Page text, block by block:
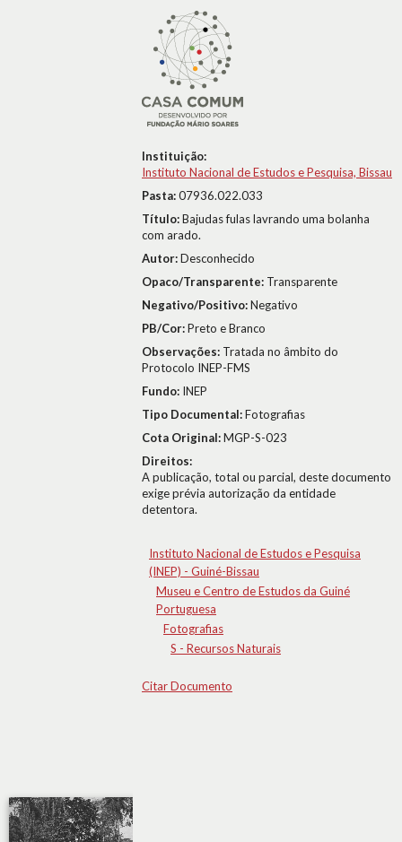
Instituição:
Instituto Nacional de Estudos e Pesquisa, Bissau
Pasta:07936.022.033
Título:Bajudas fulas lavrando uma bolanha
com arado.
Autor:Desconhecido
Opaco/Transparente: Transparente
Negativo/Positivo:Negativo
PB/Cor:Preto e Branco
Observações: Tratada no âmbito do
Protocolo INEP-FMS
Fundo: INEP
Tipo Documental:Fotografias
Cota Original:MGP-S-023
Direitos:
A publicação, total ou parcial, deste documento
exige prévia autorização da entidade
detentora.
Instituto Nacional de Estudos e Pesquisa
(INEP) - Guiné-Bissau
Museu e Centro de Estudos da Guiné
Portuguesa
Fotografias
S - Recursos Naturais
Citar Documento